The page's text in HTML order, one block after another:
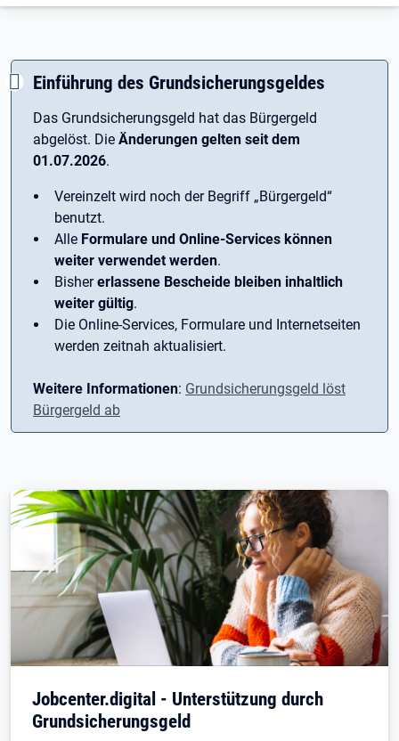
Einführung des Grundsicherungsgeldes
Das Grundsicherungsgeld hat das Bürgergeld
abgelöst. Die Änderungen gelten seit dem
01.07.2026.
Vereinzelt wird noch der Begriff ­„Bürgergeld“
benutzt.
Alle Formulare und Online-Services können
weiter verwendet werden.
Bishererlassene Bescheide bleiben inhaltlich
weiter gültig.
Die Online-Services, Formulare und Internetseiten
werden zeitnah aktualisiert.
Weitere Informationen: Grundsicherungsgeld löst
Bürgergeld ab
Jobcenter.digital - Unterstützung durch
Grundsicherungsgeld